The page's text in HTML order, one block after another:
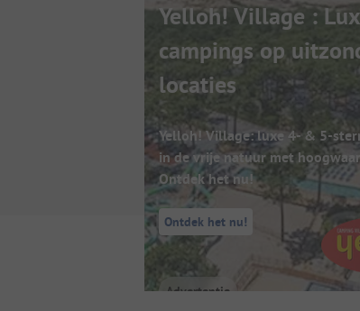
Yelloh! Village :
campings op
locaties
Yelloh! Village: luxe 4- & 5-
in de vrije natuur met
Ontdek het nu!
Ontdek het nu!